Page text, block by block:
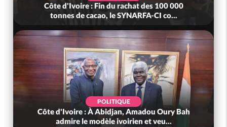
Côte d'Ivoire : Fin du rachat des 100 000
tonnes de cacao, le SYNARFA-CI co...
POLITIQUE
Côte d'Ivoire : À Abidjan, Amadou Oury Bah
admire le modèle ivoirien et veu...